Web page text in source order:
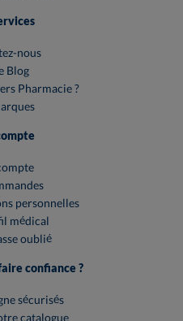
nous
Blog
Pharmacie ?
personnelles
médical
oublié
confiance ?
sécurisés
catalogue